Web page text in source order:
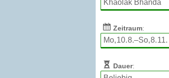
Zeitraum:
Dauer: